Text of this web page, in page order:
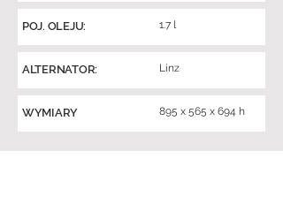
POJ. OLEJU: 1.7 l
ALTERNATOR: Linz
WYMIARY 895 x 565 x 694 h